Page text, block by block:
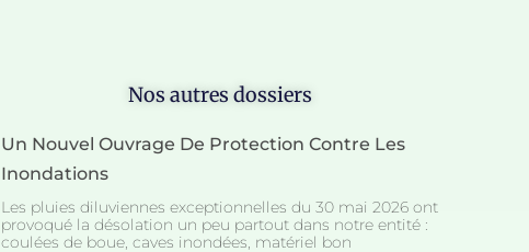
Nos autres dossiers
Un Nouvel Ouvrage De Protection Contre Les
Inondations
Les pluies diluviennes exceptionnelles du 30 mai 2026 ont
provoqué la désolation un peu partout dans notre entité :
coulées de boue, caves inondées, matériel bon